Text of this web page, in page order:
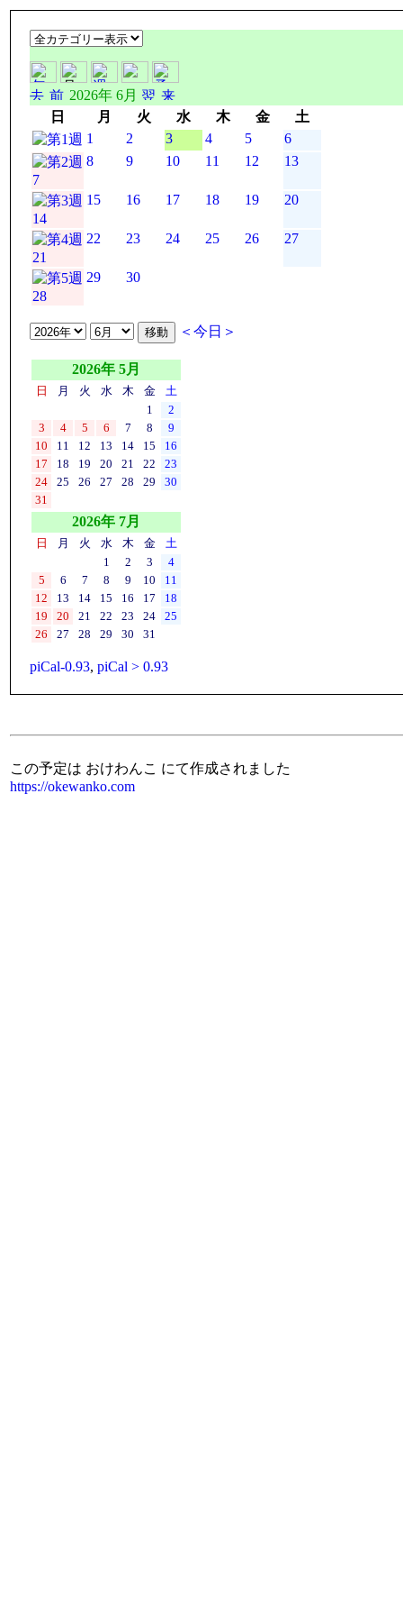
2026年 6月
日
月 火 水 木 金
土
1
2 3 4 5 6
7
8 9 10 11 12 13
14
15 16 17 18 19 20
21
22 23 24 25 26 27
28
29 30
＜今日＞
2026年 5月
日 月 火 水 木 金
土
1
2
3
4 5 6 7 8
9
10
11 12 13 14 15
16
17
18 19 20 21 22
23
24
25 26 27 28 29
30
31
2026年 7月
日 月 火 水 木 金
土
1
2 3
4
5
6 7 8 9 10
11
12
13 14 15 16 17
18
19
20 21 22 23 24
25
26
27 28 29 30 31
piCal-0.93, piCal > 0.93
この予定は おけわんこ にて作成されました
https://okewanko.com